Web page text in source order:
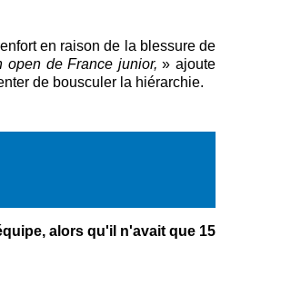
en raison de la blessure de
de France junior, » ajoute
de bousculer la hiérarchie.
alors qu'il n'avait que 15